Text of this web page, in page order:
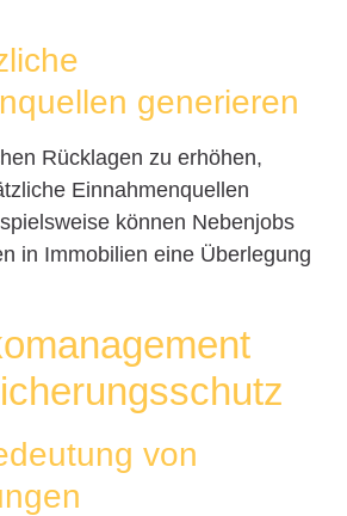
generieren
Rücklagen zu erhöhen,
Einnahmenquellen
können Nebenjobs
in Immobilien eine Überlegung
von